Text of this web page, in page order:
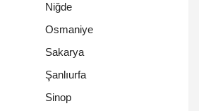
Niğde
Osmaniye
Sakarya
Şanlıurfa
Sinop